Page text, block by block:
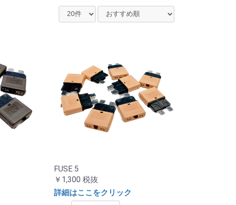
FUSE 5
￥1,300 税抜
詳細はここをクリック